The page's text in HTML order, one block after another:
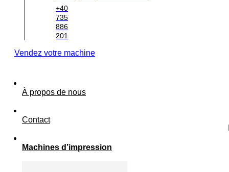
+40
735
886
201
Vendez votre machine
À propos de nous
Contact
Machines d’impression